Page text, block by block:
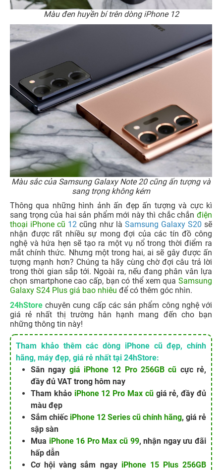
Màu đen huyền bí trên dòng iPhone 12
Màu sắc của Samsung Galaxy Note 20 cũng ấn tượng và
sang trọng không kém
Thông qua những hình ảnh ấn đẹp ấn tượng và cực kì
sang trọng của hai sản phẩm mới này thì chắc chắn điện
thoại iPhone cũ 12 cũng như là Samsung Galaxy S20 sẽ
nhận được rất nhiều sự mong đợi của các tín đồ công
nghệ và hứa hẹn sẽ tạo ra một vụ nổ trong thời điểm ra
mắt chính thức. Nhưng một trong hai, ai sẽ gây được ấn
tượng mạnh hơn? Chúng ta hãy cùng chờ đợi câu trả lời
trong thời gian sắp tới. Ngoài ra, nếu đang phân vân lựa
chọn smartphone cao cấp, bạn có thể xem qua Samsung
Galaxy S24 Plus giá bao nhiêu để có thêm góc nhìn.
24hStore chuyên cung cấp các sản phẩm công nghệ với
giá rẻ nhất thị trường hân hạnh mang đến cho bạn
những thông tin này!
Tham khảo thêm các dòng iPhone cũ đẹp, chính
hãng, máy đẹp, giá rẻ nhất tại 24hStore:
Săn ngay giá iPhone 12 Pro 256GB cũ cực rẻ,
đầy đủ VAT trong hôm nay
Tham khảo iPhone 12 Pro Max cũgiá rẻ, đầy đủ
màu đẹp
Sắm chiếc iPhone 12 Series cũ chính hãng, giá rẻ
sập sàn
Mua iPhone 16 Pro Max cũ 99, nhận ngay ưu đãi
hấp dẫn
Cơ hội vàng sắm ngay iPhone 15 Plus 256GB